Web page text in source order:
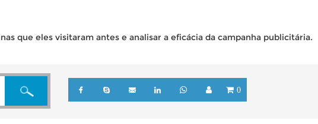
que eles visitaram antes e analisar a eficácia da campanha publicitária.
0